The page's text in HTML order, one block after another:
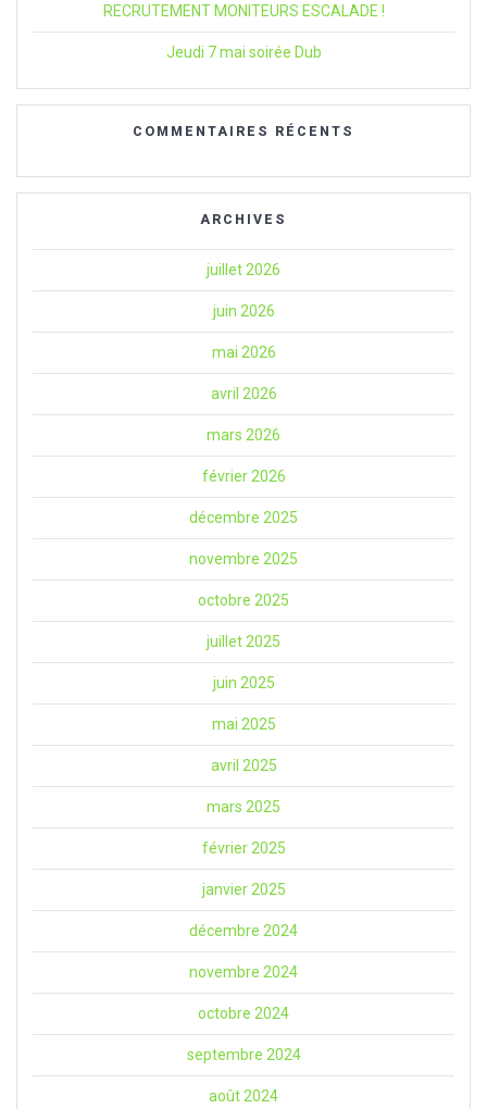
RECRUTEMENT MONITEURS ESCALADE !
Jeudi 7 mai soirée Dub
COMMENTAIRES RÉCENTS
ARCHIVES
juillet 2026
juin 2026
mai 2026
avril 2026
mars 2026
février 2026
décembre 2025
novembre 2025
octobre 2025
juillet 2025
juin 2025
mai 2025
avril 2025
mars 2025
février 2025
janvier 2025
décembre 2024
novembre 2024
octobre 2024
septembre 2024
août 2024